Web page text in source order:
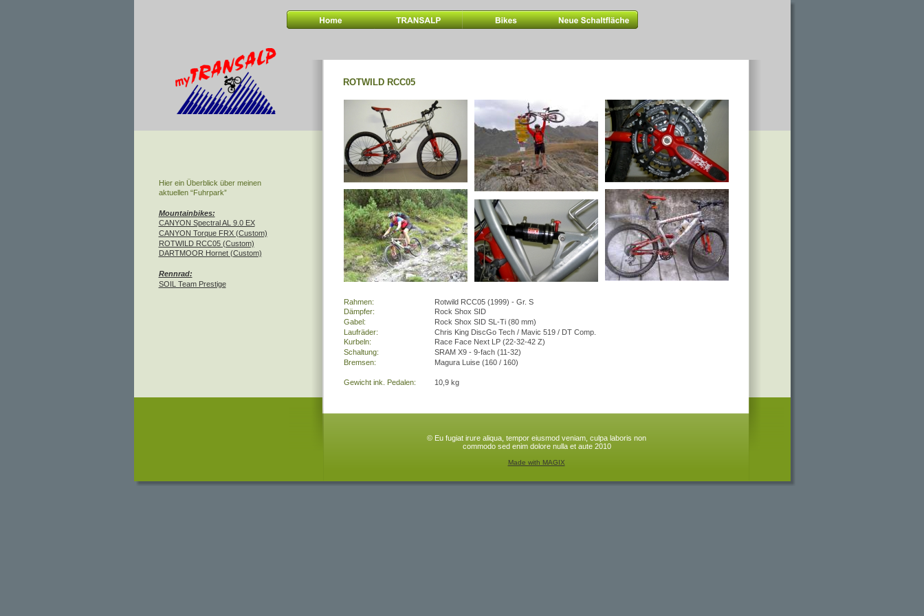
ROTWILD RCC05
© Eu fugiat irure aliqua, tempor eiusmod veniam, culpa laboris non
commodo sed enim dolore nulla et aute 2010
Made with MAGIX
Rahmen:
Dämpfer:
Gabel:
Laufräder:
Kurbeln:
Schaltung:
Bremsen:
Gewicht ink. Pedalen:
Rotwild RCC05 (1999) - Gr. S
Rock Shox SID
Rock Shox SID SL-Ti (80 mm)
Chris King DiscGo Tech / Mavic 519 / DT Comp.
Race Face Next LP (22-32-42 Z)
SRAM X9 - 9-fach (11-32)
Magura Luise (160 / 160)
10,9 kg
Hier ein Überblick über meinen
aktuellen “Fuhrpark”
Mountainbikes:
CANYON Spectral AL 9.0 EX
CANYON Torque FRX (Custom)
ROTWILD RCC05 (Custom)
DARTMOOR Hornet (Custom)
Rennrad:
SOIL Team Prestige